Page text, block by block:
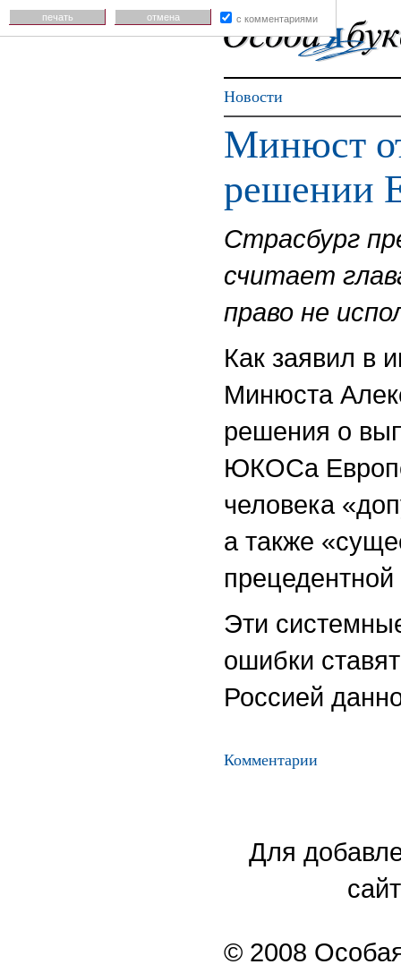
Новости
Минюст
Страсбург
считает
право не
Как заявил в
Минюста
решения о
ЮКОСа
человека«
а также «
прецедентной
Эти
ошибки
Россией
Комментарии
Для
© 2008
печать отмена с комментариями